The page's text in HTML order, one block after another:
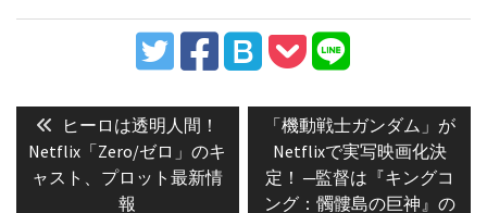
ナ
ビ
Previous
post:
ヒーロは透明人間！
Netflix「Zero/ゼロ」のキ
ャスト、プロット最新情
報
Next
post:
「機動戦士ガンダム」が
Netflixで実写映画化決
定！ ─監督は『キングコ
ング：髑髏島の巨神』の